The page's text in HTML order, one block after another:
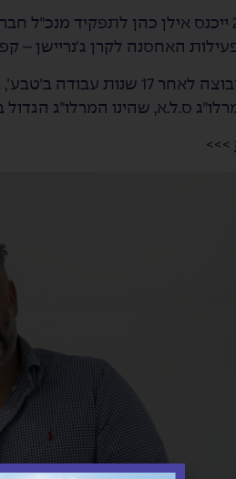
ב-1 בינואר 2022 ייכנס אילן כהן
אילן הצטרף לקבוצה לאחר
ס.ל.א, שהינו המרלו״ג
>>>